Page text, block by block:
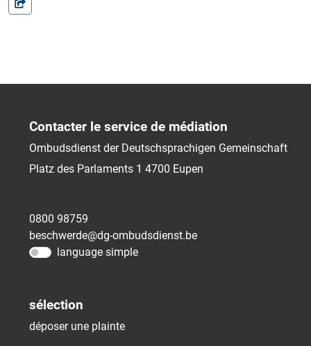
Contacter le service de médiation
Ombudsdienst der Deutschsprachigen Gemeinschaft
Platz des Parlaments 1 4700 Eupen
0800 98759
beschwerde@dg-ombudsdienst.be
language simple
sélection
déposer une plainte